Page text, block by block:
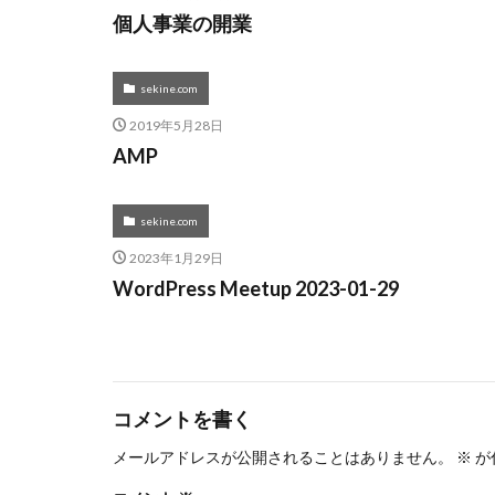
個人事業の開業
sekine.com
2019年5月28日
AMP
sekine.com
2023年1月29日
WordPress Meetup 2023-01-29
コメントを書く
メールアドレスが公開されることはありません。 ※ が